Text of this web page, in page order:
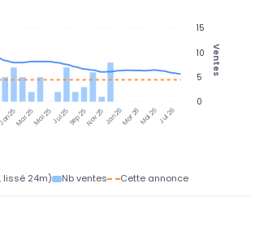
25Mar 25Mai 25Jul 25Sep 25Nov 25Jan 26Mar 26Mai 26Jul 26
15
10
5
0
Ventes
lissé 24m) Nb ventes Cette annonce